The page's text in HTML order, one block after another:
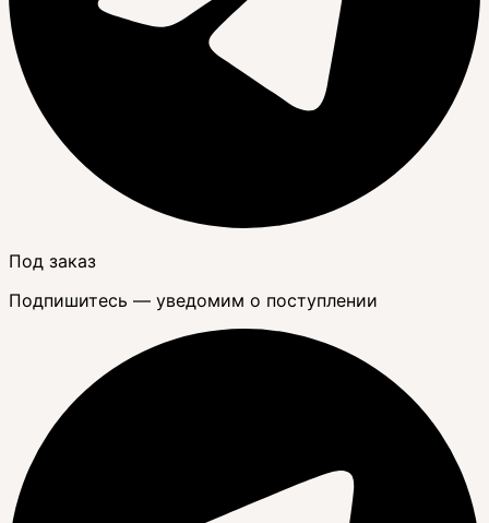
Под заказ
Подпишитесь — уведомим о поступлении